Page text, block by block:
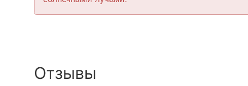
Отзывы